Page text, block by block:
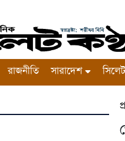
রাজনীতি সারাদেশ